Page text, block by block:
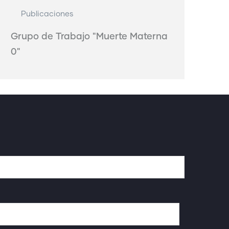
Publicaciones
Grupo de Trabajo "Muerte Materna
0"